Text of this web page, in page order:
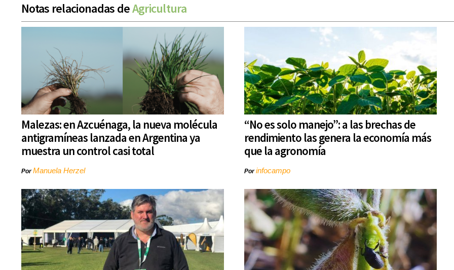
Notas relacionadas deAgricultura
Malezas: en Azcuénaga, la nueva molécula
antigramíneas lanzada en Argentina ya
muestra un control casi total
PorManuela Herzel
“No es solo manejo”: a las brechas de
rendimiento las genera la economía más
que la agronomía
Porinfocampo